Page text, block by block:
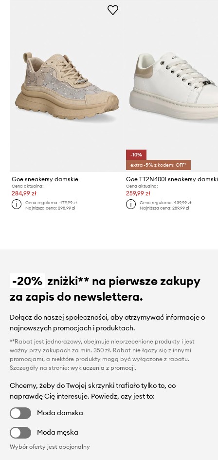
Goe sneakersy damskie
Cena aktualna:
284,99 zł
Cena regularna:479,99 zł
Najniższa cena:298,99 zł
-10%
extra -5% z kodem: OFF*
Cena aktualna:
259,99 zł
Cena regularna: 439,99 zł
Najniższa cena: 289,99 zł
-20% zniżki** na pierwsze zakupy
za zapis do newslettera.
Dołącz do naszej społeczności, aby otrzymywać informacje o
najnowszych promocjach i produktach.
**Rabat jest jednorazowy, obejmuje nieprzecenione produkty i jest
ważny przy zakupach za min. 350 zł. Rabat nie łączy się z innymi
promocjami, a niektóre produkty mogą być wyłączone z rabatu.
Szczegóły na stronie: wykluczenia z promocji.
Chcemy, żeby do Twojej skrzynki trafiało tylko to, co
naprawdę Cię interesuje. Powiedz, czy jest to:
Moda damska
Moda męska
Wybór oferty jest opcjonalny